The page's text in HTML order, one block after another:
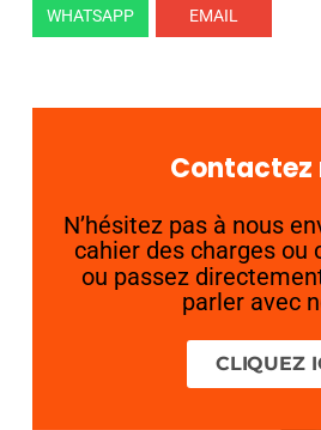
WHATSAPP EMAIL
Contactez
N’hésitez pas à nous
cahier des charges ou
ou passez
parler avec
CLIQUEZ